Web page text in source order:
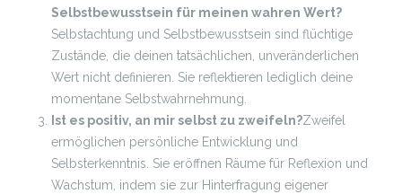
Selbstbewusstsein für meinen wahren Wert?
Selbstachtung und Selbstbewusstsein sind flüchtige
Zustände, die deinen tatsächlichen, unveränderlichen
Wert nicht definieren. Sie reflektieren lediglich deine
momentane Selbstwahrnehmung.
Ist es positiv, an mir selbst zu zweifeln?Zweifel
ermöglichen persönliche Entwicklung und
Selbsterkenntnis. Sie eröffnen Räume für Reflexion und
Wachstum, indem sie zur Hinterfragung eigener